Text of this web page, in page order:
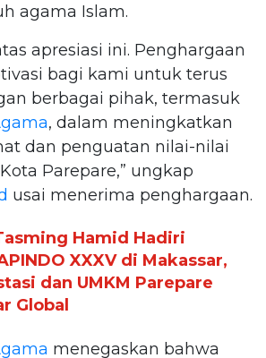
agama Islam.
apresiasi ini. Penghargaan
bagi kami untuk terus
berbagai pihak, termasuk
, dalam meningkatkan
dan penguatan nilai-nilai
Parepare,” ungkap
usai menerima penghargaan.
Hamid Hadiri
XXXV di Makassar,
dan UMKM Parepare
Global
menegaskan bahwa